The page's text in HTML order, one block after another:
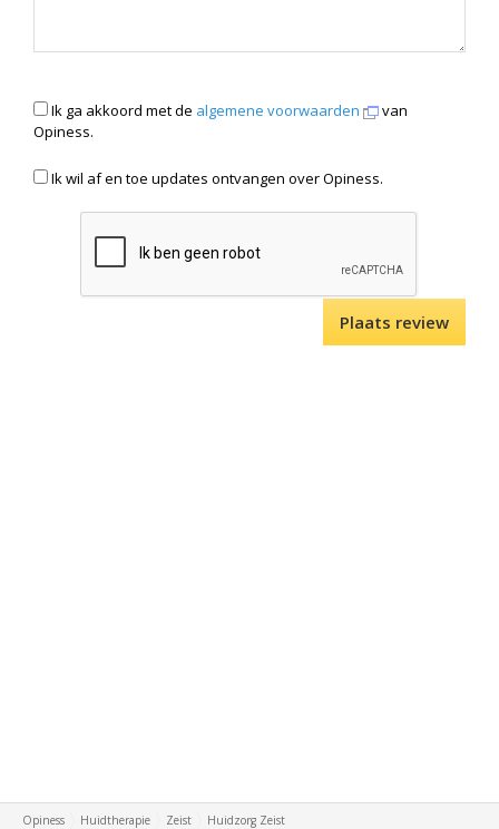
Ik ga akkoord met de algemene voorwaarden
van
Opiness.
Ik wil af en toe updates ontvangen over Opiness.
Opiness Huidtherapie Zeist Huidzorg Zeist